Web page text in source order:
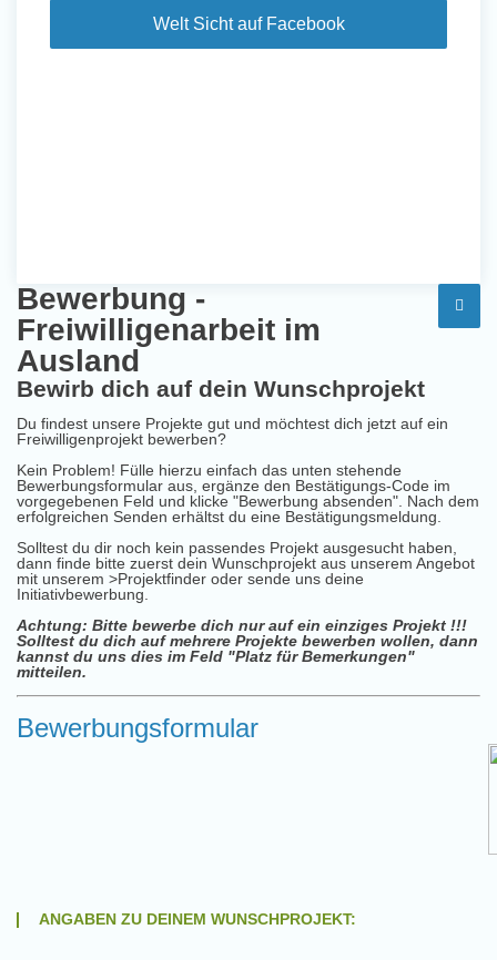
Welt Sicht auf Facebook
Bewerbung -
Freiwilligenarbeit im
Ausland
Bewirb dich auf dein Wunschprojekt
Du findest unsere Projekte gut und möchtest dich jetzt auf ein
Freiwilligenprojekt bewerben?
Kein Problem! Fülle hierzu einfach das unten stehende
Bewerbungsformular aus, ergänze den Bestätigungs-Code im
vorgegebenen Feld und klicke "Bewerbung absenden". Nach dem
erfolgreichen Senden erhältst du eine Bestätigungsmeldung.
Solltest du dir noch kein passendes Projekt ausgesucht haben,
dann finde bitte zuerst dein Wunschprojekt aus unserem Angebot
mit unserem >Projektfinder oder sende uns deine
Initiativbewerbung
Achtung: Bitte bewerbe dich nur auf ein einziges Projekt !!!
Solltest du dich auf mehrere Projekte bewerben wollen, dann
kannst du uns dies im Feld "Platz für Bemerkungen"
mitteilen.
Bewerbungsformular
ANGABEN ZU DEINEM WUNSCHPROJEKT: